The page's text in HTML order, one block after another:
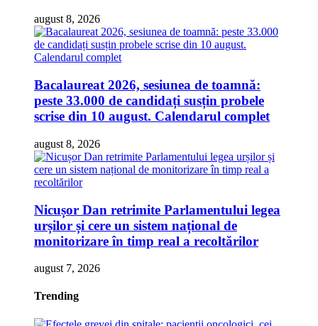
august 8, 2026
Bacalaureat 2026, sesiunea de toamnă:
peste 33.000 de candidați susțin probele
scrise din 10 august. Calendarul complet
august 8, 2026
Nicușor Dan retrimite Parlamentului legea
urșilor și cere un sistem național de
monitorizare în timp real a recoltărilor
august 7, 2026
Trending